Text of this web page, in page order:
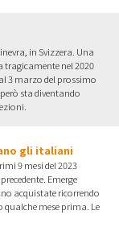
in Svizzera. Una
nel 2020
3 marzo del prossimo
sta diventando
gli italiani
9 mesi del 2023
Emerge
acquistate ricorrendo
mese prima. Le